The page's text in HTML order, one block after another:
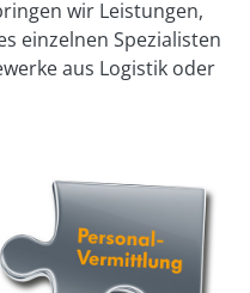
wir Leistungen,
einzelnen Spezialisten
aus Logistik oder